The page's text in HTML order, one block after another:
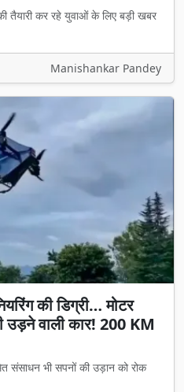
तैयारी कर रहे युवाओं के लिए बड़ी खबर
Manishankar Pandey
की डिग्री… मोटर
उड़ने वाली कार! 200 KM
संसाधन भी सपनों की उड़ान को रोक